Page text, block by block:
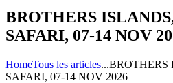
BROTHERS
SAFARI, 07-14 NOV
HomeTous les articles...BROTHERS
SAFARI, 07-14 NOV 2026